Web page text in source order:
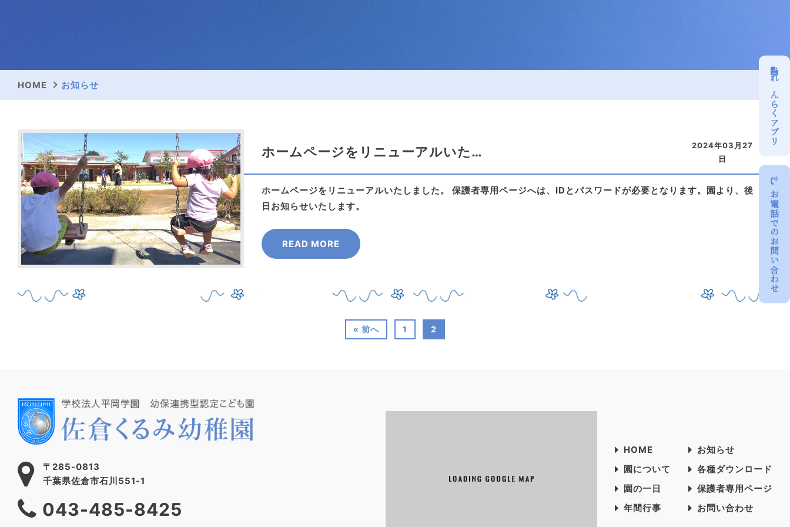
HOME お知らせ
ホームページをリニューアルいた…
2024年03月27
日
ホームページをリニューアルいたしました。 保護者専用ページへは、IDとパスワードが必要となります。園より、後
日お知らせいたします。
READ MORE
« 前へ 1 2
〒285-0813
千葉県佐倉市石川551-1
043-485-8425
HOME
園について
園の一日
年間行事
お知らせ
各種ダウンロード
保護者専用ページ
お問い合わせ
れんらく
アプリ
お電話での
お問い合わせ